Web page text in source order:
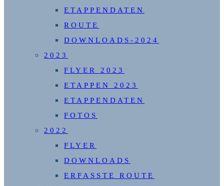
ETAPPENDATEN
ROUTE
DOWNLOADS-2024
2023
FLYER 2023
ETAPPEN 2023
ETAPPENDATEN
FOTOS
2022
FLYER
DOWNLOADS
ERFASSTE ROUTE